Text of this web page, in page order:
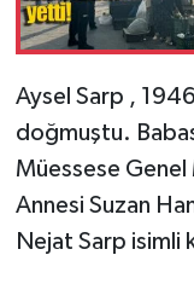
Aysel Sarp ,
doğmuştu.
Müessese Genel
Annesi Suzan
Nejat Sarp isimli